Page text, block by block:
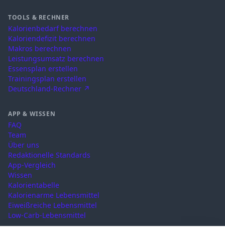
TOOLS & RECHNER
Kalorienbedarf berechnen
Kaloriendefizit berechnen
Makros berechnen
Leistungsumsatz berechnen
Essensplan erstellen
Trainingsplan erstellen
Deutschland-Rechner ↗
APP & WISSEN
FAQ
Team
Über uns
Redaktionelle Standards
App-Vergleich
Wissen
Kalorientabelle
Kalorienarme Lebensmittel
Eiweißreiche Lebensmittel
Low-Carb-Lebensmittel